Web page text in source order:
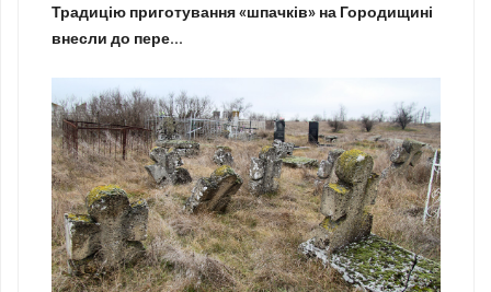
Традицію приготування «шпачків» на Городищині
внесли до пере...